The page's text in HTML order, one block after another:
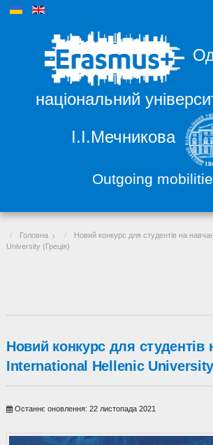
національний
І.І.Мечникова
Outgoing
Головна
Новий конкурс для студентів на
University (Греція)
Новий конкурс для студентів
International Hellenic University
Останнє оновлення: 22 листопада 2021